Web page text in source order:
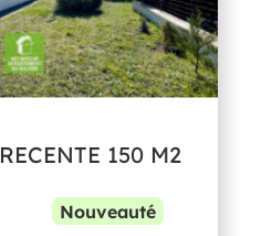
150 M2
Nouveauté